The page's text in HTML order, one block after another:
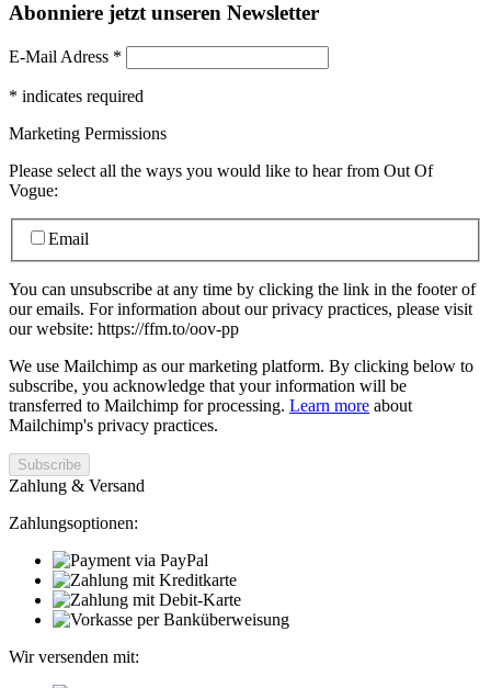
Abonniere jetzt unseren Newsletter
E-Mail Adress *
* indicates required
Marketing Permissions
Please select all the ways you would like to hear from Out Of
Vogue:
Email
You can unsubscribe at any time by clicking the link in the footer of
our emails. For information about our privacy practices, please visit
our website: https://ffm.to/oov-pp
We use Mailchimp as our marketing platform. By clicking below to
subscribe, you acknowledge that your information will be
transferred to Mailchimp for processing. Learn more about
Mailchimp's privacy practices.
Zahlung & Versand
Zahlungsoptionen:
Wir versenden mit: